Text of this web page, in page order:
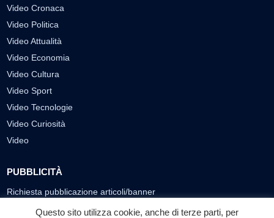
Video Cronaca
Video Politica
Video Attualità
Video Economia
Video Cultura
Video Sport
Video Tecnologie
Video Curiosità
Video
PUBBLICITÀ
Richiesta pubblicazione articoli/banner
Questo sito utilizza cookie, anche di terze parti, per